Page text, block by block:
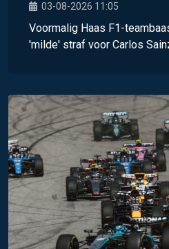
03-08-2026 11:05
Voormalig Haas F1-
'milde' straf voor Carlos